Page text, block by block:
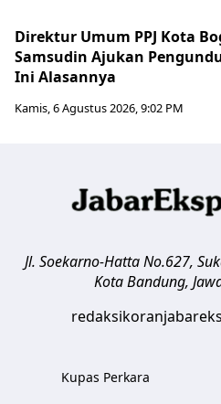
Direktur Umum PPJ Kota
Samsudin Ajukan
Ini Alasannya
Kamis, 6 Agustus 2026, 9:02 PM
Jl. Soekarno-Hatta No.627,
Kota Bandung,
Kupas Perkara